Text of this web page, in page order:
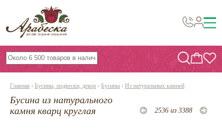
Бусины, подвески, декор
Бисер
Фурнитура
Главная › Бусины, подвески, декор › Бусины › Из натуральных камней
Бусина из натурального
камня кварц круглая
2536 из 3388